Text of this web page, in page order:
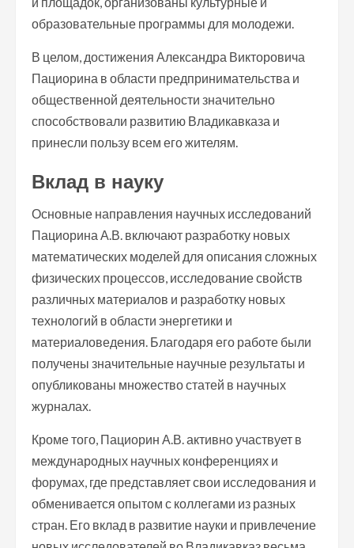
образовательные программы для молодежи.
В целом, достижения Александра Викторовича
Пациорина в области предпринимательства и
общественной деятельности значительно
способствовали развитию Владикавказа и
принесли пользу всем его жителям.
Вклад в науку
Основные направления научных исследований
Пациорина А.В. включают разработку новых
математических моделей для описания сложных
физических процессов, исследование свойств
различных материалов и разработку новых
технологий в области энергетики и
материаловедения. Благодаря его работе были
получены значительные научные результаты и
опубликованы множество статей в научных
журналах.
Кроме того, Пациорин А.В. активно участвует в
международных научных конференциях и
форумах, где представляет свои исследования и
обменивается опытом с коллегами из разных
стран. Его вклад в развитие науки и привлечение